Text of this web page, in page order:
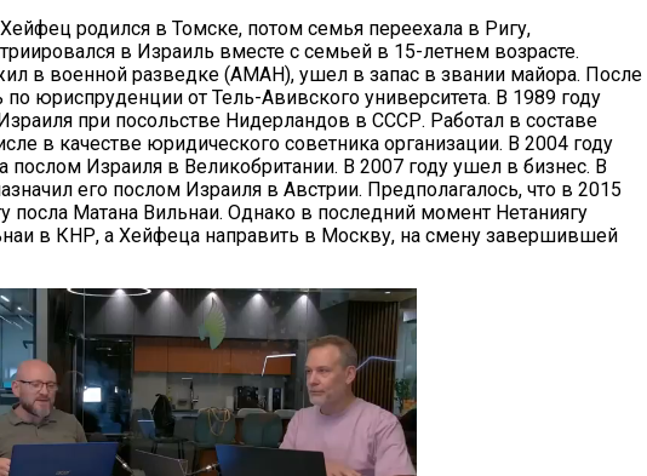
родился в Томске, потом семья переехала в Ригу,
в Израиль вместе с семьей в 15-летнем возрасте.
в военной разведке (АМАН), ушел в запас в звании майора. После
юриспруденции от Тель-Авивского университета. В 1989 году
при посольстве Нидерландов в СССР. Работал в составе
в качестве юридического советника организации. В 2004 году
Израиля в Великобритании. В 2007 году ушел в бизнес. В
его послом Израиля в Австрии. Предполагалось, что в 2015
посла Матана Вильнаи. Однако в последний момент Нетаниягу
в КНР, а Хейфеца направить в Москву, на смену завершившей